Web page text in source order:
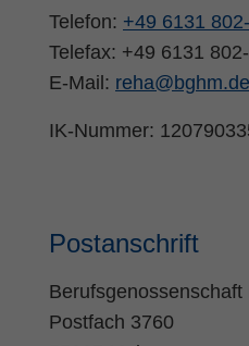
Telefon: +49 6131
Telefax: +49 6131
E-Mail: reha@bghm.de
IK-Nummer:
Postanschrift
Berufsgenossenschaft
Postfach 3760